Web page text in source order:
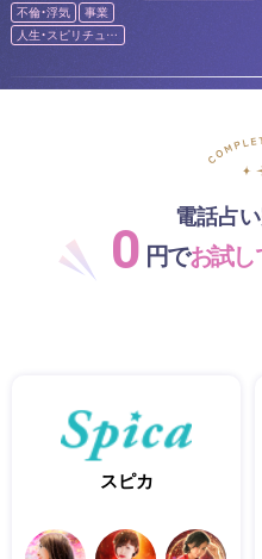
不倫・浮気
事業
人生・スピリチュア
ル
人）
電話占
0 円でお試し
スピカ